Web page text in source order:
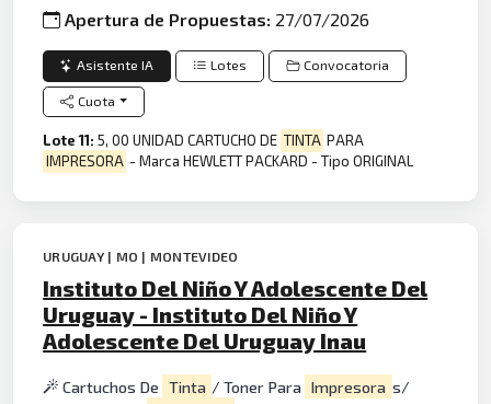
Apertura de Propuestas: 27/07/2026
Asistente IA Lotes Convocatoria
Cuota
Lote 11:5, 00 UNIDAD CARTUCHO DE TINTA PARA
IMPRESORA - Marca HEWLETT PACKARD - Tipo ORIGINAL
URUGUAY | MO | MONTEVIDEO
Instituto Del Niño Y Adolescente Del
Uruguay - Instituto Del Niño Y
Adolescente Del Uruguay Inau
Cartuchos De Tinta / Toner Para Impresora s/